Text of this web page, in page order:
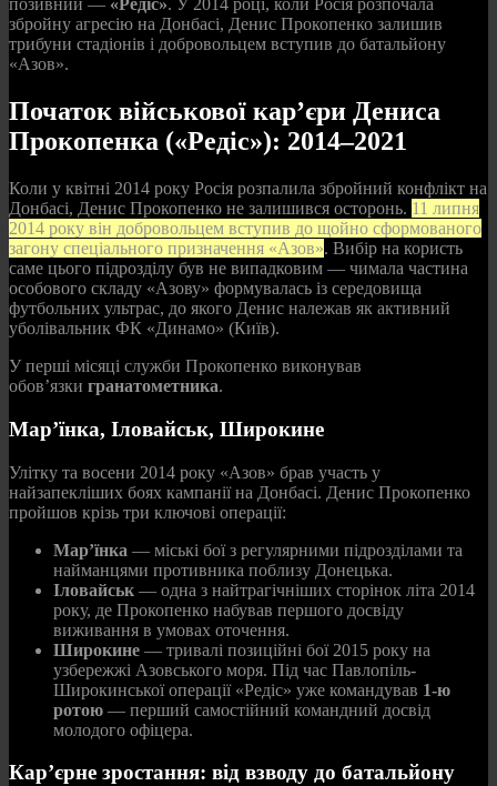
позивний — «Редіс». У 2014 році, коли Росія розпочала
збройну агресію на Донбасі, Денис Прокопенко залишив
трибуни стадіонів і добровольцем вступив до батальйону
«Азов».
Початок військової кар’єри Дениса
Прокопенка («Редіс»): 2014–2021
Коли у квітні 2014 року Росія розпалила збройний конфлікт на
Донбасі, Денис Прокопенко не залишився осторонь. 11 липня
2014 року він добровольцем вступив до щойно сформованого
загону спеціального призначення «Азов». Вибір на користь
саме цього підрозділу був не випадковим — чимала частина
особового складу «Азову» формувалась із середовища
футбольних ультрас, до якого Денис належав як активний
уболівальник ФК «Динамо» (Київ).
У перші місяці служби Прокопенко виконував
обов’язки гранатометника.
Мар’їнка, Іловайськ, Широкине
Улітку та восени 2014 року «Азов» брав участь у
найзапекліших боях кампанії на Донбасі. Денис Прокопенко
пройшов крізь три ключові операції:
Мар’їнка — міські бої з регулярними підрозділами та
найманцями противника поблизу Донецька.
Іловайськ — одна з найтрагічніших сторінок літа 2014
року, де Прокопенко набував першого досвіду
виживання в умовах оточення.
Широкине — тривалі позиційні бої 2015 року на
узбережжі Азовського моря. Під час Павлопіль-
Широкинської операції «Редіс» уже командував 1-ю
ротою — перший самостійний командний досвід
молодого офіцера.
Кар’єрне зростання: від взводу до батальйону